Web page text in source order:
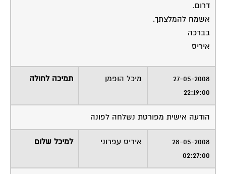
דרום.
אשמח להמלצתך.
בברכה
איריס
27-05-2008
22:19:00
מיכל הופמן תמיכה לחולה
הודעה אישית מפורטת נשלחה לפונה
28-05-2008
02:27:00
איריס עפרוני למיכל שלום